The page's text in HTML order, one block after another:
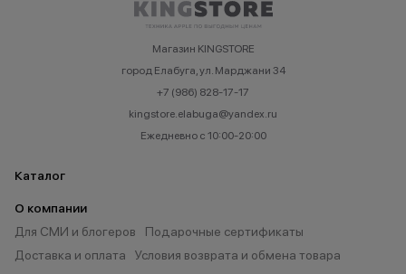
Магазин KINGSTORE
город Елабуга, ул. Марджани 34
+7 (986) 828-17-17
kingstore.elabuga@yandex.ru
Ежедневно с 10:00-20:00
Каталог
О компании
Для СМИ и блогеров
Подарочные сертификаты
Доставка и оплата
Условия возврата и обмена товара